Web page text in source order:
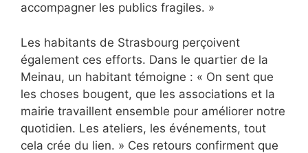
accompagner les publics fragiles. »
Les habitants de Strasbourg perçoivent
également ces efforts. Dans le quartier de la
Meinau, un habitant témoigne : « On sent que
les choses bougent, que les associations et la
mairie travaillent ensemble pour améliorer notre
quotidien. Les ateliers, les événements, tout
cela crée du lien. » Ces retours confirment que